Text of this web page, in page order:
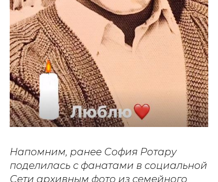
Напомним, ранее София Ротару
поделилась с фанатами в социальной
Сети архивным фото из семейного